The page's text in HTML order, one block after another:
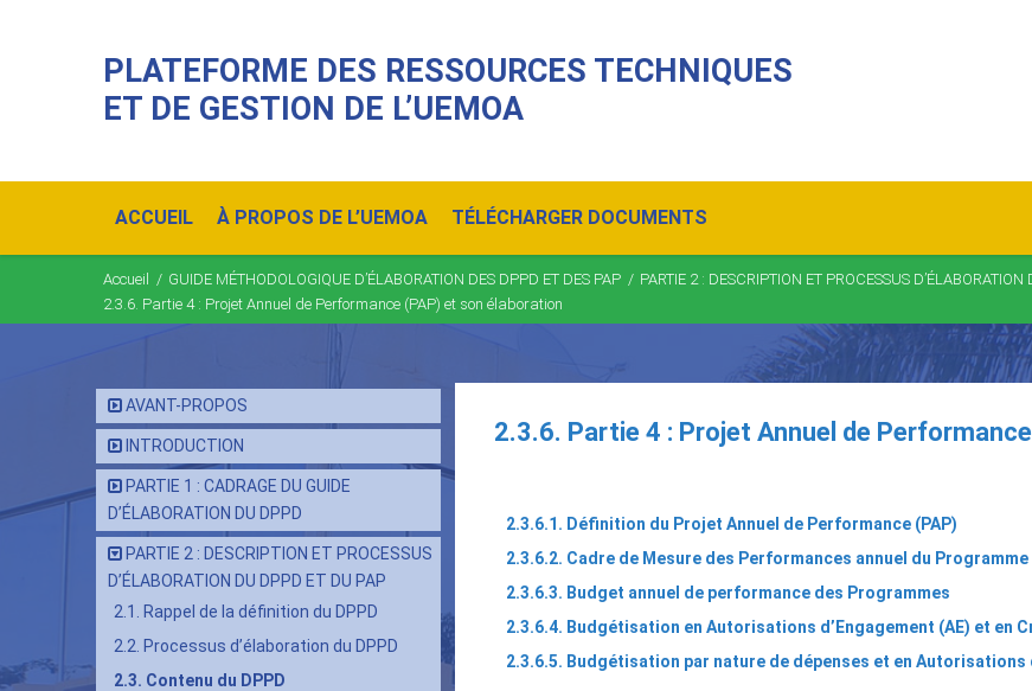
PLATEFORME DES RESSOURCES TECHNIQUES
ET DE GESTION DE L’UEMOA
navigation
ACCUEIL À PROPOS DE L’UEMOA TÉLÉCHARGER DOCUMENTS
Fil
d'Ariane
Accueil / GUIDE MÉTHODOLOGIQUE D’ÉLABORATION DES DPPD ET DES PAP / PARTIE 2 : DESCRIPTION ET PROCESSUS
2.3.6. Partie 4 : Projet Annuel de Performance (PAP) et son élaboration
AVANT-PROPOS
INTRODUCTION
PARTIE 1 : CADRAGE DU GUIDE
D’ÉLABORATION DU DPPD
PARTIE 2 : DESCRIPTION ET PROCESSUS
D’ÉLABORATION DU DPPD ET DU PAP
2.1. Rappel de la définition du DPPD
2.2. Processus d’élaboration du DPPD
2.3. Contenu du DPPD
2.3.6. Partie 4 : Projet Annuel de
2.3.6.1. Définition du Projet Annuel de Performance (PAP)
2.3.6.2. Cadre de Mesure des Performances annuel du Programme
2.3.6.3. Budget annuel de performance des Programmes
2.3.6.4. Budgétisation en Autorisations d’Engagement (AE) et en
2.3.6.5. Budgétisation par nature de dépenses et en Autorisations